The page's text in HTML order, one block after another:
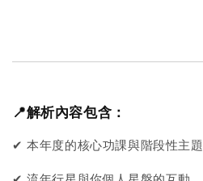
📍解析內容包含：
✔︎ 本年度的核心功課與階段性主題